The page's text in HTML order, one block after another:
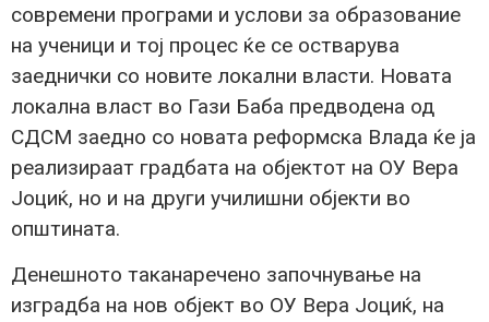
современи програми и услови за образование
на ученици и тој процес ќе се остварува
заеднички со новите локални власти. Новата
локална власт во Гази Баба предводена од
СДСМ заедно со новата реформска Влада ќе ја
реализираат градбата на објектот на ОУ Вера
Јоциќ, но и на други училишни објекти во
општината.
Денешното таканаречено започнување на
изградба на нов објект во ОУ Вера Јоциќ, на